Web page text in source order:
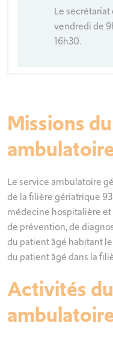
Le
vendredi de
16h30.
Missions
Le service ambulatoire
de la filière gériatrique
médecine hospitalière et
de prévention, de
du patient âgé habitant
du patient âgé dans la
Activités